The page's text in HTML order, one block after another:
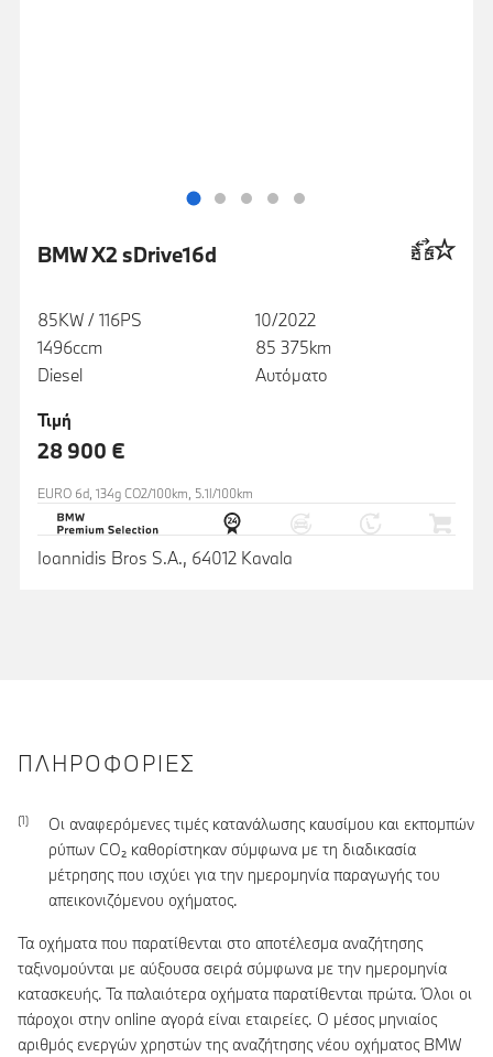
BMW X2 sDrive16d
85KW / 116PS
1496ccm
Diesel
10/2022
85 375km
Αυτόματο
Τιμή
28 900 €
EURO 6d, 134g CO2/100km, 5.1l/100km
Ioannidis Bros S.A., 64012 Kavala
ΠΛΗΡΟΦΟΡΊΕΣ
Οι αναφερόμενες τιμές κατανάλωσης καυσίμου και εκπομπών
ρύπων CO₂ καθορίστηκαν σύμφωνα με τη διαδικασία
μέτρησης που ισχύει για την ημερομηνία παραγωγής του
απεικονιζόμενου οχήματος.
Τα οχήματα που παρατίθενται στο αποτέλεσμα αναζήτησης
ταξινομούνται με αύξουσα σειρά σύμφωνα με την ημερομηνία
κατασκευής. Τα παλαιότερα οχήματα παρατίθενται πρώτα. Όλοι οι
πάροχοι στην online αγορά είναι εταιρείες. Ο μέσος μηνιαίος
αριθμός ενεργών χρηστών της αναζήτησης νέου οχήματος BMW